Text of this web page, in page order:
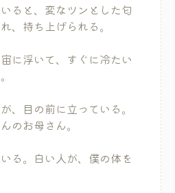
ると、変なツンとした匂
、持ち上げられる。
に浮いて、すぐに冷たい
、目の前に立っている。
のお母さん。
る。白い人が、僕の体を